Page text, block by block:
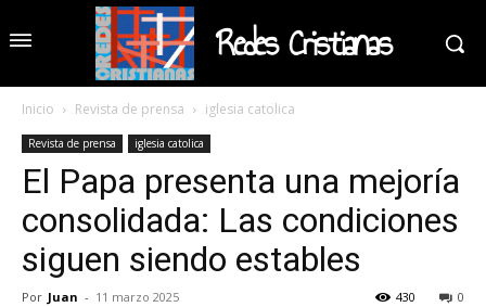
Redes Cristianas
Inicio Revista de prensa iglesia catolica
Revista de prensa iglesia catolica
El Papa presenta una mejoría
consolidada: Las condiciones
siguen siendo estables
Por Juan - 11 marzo 2025 0
430